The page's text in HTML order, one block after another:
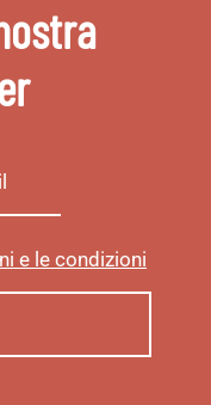
e le condizioni